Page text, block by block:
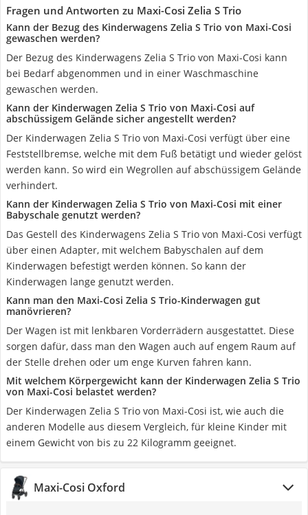
Fragen und Antworten zu Maxi-Cosi Zelia S Trio
Kann der Bezug des Kinderwagens Zelia S Trio von Maxi-Cosi
gewaschen werden?
Der Bezug des Kinderwagens Zelia S Trio von Maxi-Cosi kann
bei Bedarf abgenommen und in einer Waschmaschine
gewaschen werden.
Kann der Kinderwagen Zelia S Trio von Maxi-Cosi auf
abschüssigem Gelände sicher angestellt werden?
Der Kinderwagen Zelia S Trio von Maxi-Cosi verfügt über eine
Feststellbremse, welche mit dem Fuß betätigt und wieder gelöst
werden kann. So wird ein Wegrollen auf abschüssigem Gelände
verhindert.
Kann der Kinderwagen Zelia S Trio von Maxi-Cosi mit einer
Babyschale genutzt werden?
Das Gestell des Kinderwagens Zelia S Trio von Maxi-Cosi verfügt
über einen Adapter, mit welchem Babyschalen auf dem
Kinderwagen befestigt werden können. So kann der
Kinderwagen lange genutzt werden.
Kann man den Maxi-Cosi Zelia S Trio-Kinderwagen gut
manövrieren?
Der Wagen ist mit lenkbaren Vorderrädern ausgestattet. Diese
sorgen dafür, dass man den Wagen auch auf engem Raum auf
der Stelle drehen oder um enge Kurven fahren kann.
Mit welchem Körpergewicht kann der Kinderwagen Zelia S Trio
von Maxi-Cosi belastet werden?
Der Kinderwagen Zelia S Trio von Maxi-Cosi ist, wie auch die
anderen Modelle aus diesem Vergleich, für kleine Kinder mit
einem Gewicht von bis zu 22 Kilogramm geeignet.
Maxi-Cosi Oxford